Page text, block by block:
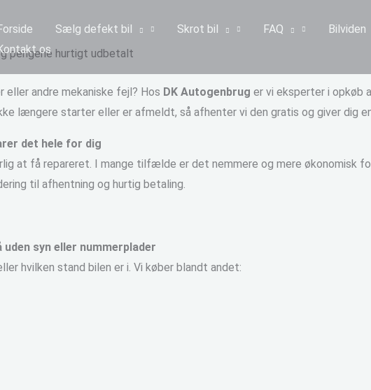
Sælg defekt bil Skrot bil FAQ Bilviden
os
pengene hurtigt udbetalt
andre mekaniske fejl? Hos DK Autogenbrug er vi eksperter i opkøb
længere starter eller er afmeldt, så afhenter vi den gratis og giver dig
det hele for dig
at få repareret. I mange tilfælde er det nemmere og mere økonomisk
til afhentning og hurtig betaling.
syn eller nummerplader
hvilken stand bilen er i. Vi køber blandt andet: